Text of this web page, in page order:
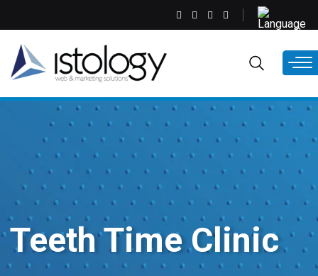
κυρίως
περιεχόμενο
Select
your
Teeth Time Clinic